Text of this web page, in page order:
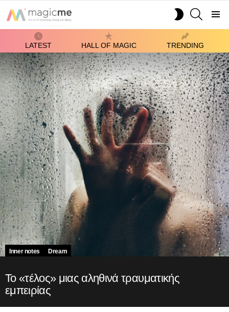
SWITCH
LATEST HALL OF MAGIC TRENDING
Inner notes Dream
Το «τέλος» μιας αληθινά τραυματικής
εμπειρίας